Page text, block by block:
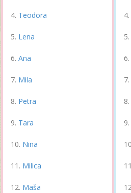
Teodora
Lena
Ana
Mila
Petra
Tara
Nina
Milica
Maša